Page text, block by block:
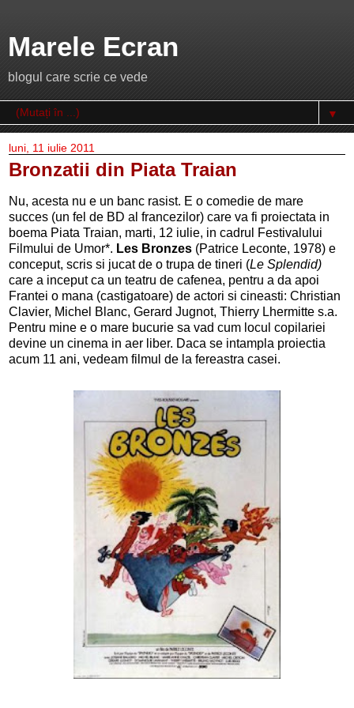
Marele Ecran
blogul care scrie ce vede
▼
luni, 11 iulie 2011
Bronzatii din Piata Traian
Nu, acesta nu e un banc rasist. E o comedie de mare
succes (un fel de BD al francezilor) care va fi proiectata in
boema Piata Traian, marti, 12 iulie, in cadrul Festivalului
Filmului de Umor*. Les Bronzes (Patrice Leconte, 1978) e
conceput, scris si jucat de o trupa de tineri (Le Splendid)
care a inceput ca un teatru de cafenea, pentru a da apoi
Frantei o mana (castigatoare) de actori si cineasti: Christian
Clavier, Michel Blanc, Gerard Jugnot, Thierry Lhermitte s.a.
Pentru mine e o mare bucurie sa vad cum locul copilariei
devine un cinema in aer liber. Daca se intampla proiectia
acum 11 ani, vedeam filmul de la fereastra casei.